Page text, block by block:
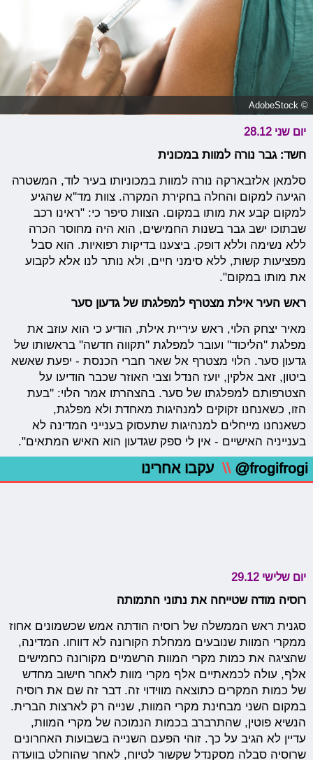
© AdobeStock
יום שני 28.12
חשד: גבר נורה למוות במכונית
סלמאן אלזבארקה נורה למוות במכוניותו בעיר לוד, המשטרה
הגיעה למקום והחלה בחקירת המקרה. צוות מד''א שהגיע
למקום קבע את מותו במקום. הצוות סיפר כי: "ראינו רכב
שבתוכו ישב גבר בשנות החמישים, הוא היה מחוסר הכרה
ללא נשימה וללא דופק. ביצענו בדיקות רפואיות. הוא סבל
מפציעות קשות, ללא סימני חיים, ולא נותר לנו אלא לקבוע
את מותו במקום".
ראש העיר אילת מצטרף למפלגתו של גדעון סער
מאיר יצחק הלוי, ראש עיריית אילת, הודיע כי הוא עוזב את
מפלגת ''הליכוד'' ועובר למפלגת ''תקווה חדשה'' בראשותו של
גדעון סער. הלוי מצטרף אל שאר חברי הכנסת - יפעת שאשא
ביטון, זאב אלקין, יועז הנדל וצבי האוזר שכבר הודיעו על
הצטרפותם למפלגתו של סער. בהצהרתו אמר הלוי: ''בעת
הזו, כשאנחנו זקוקים למנהיגות מאחדת ולא מפלגת,
כשאנחנו מייחלים למנהיגות שתעסוק בענייני המדינה לא
בענייניה האישיים - אין לי ספק שגדעון הוא האיש המתאים".
@frogifrogi
\\ עקבו אחרינו
יום שלישי 29.12
רוסיה מודה שטייחה את נתוני התמותה
סגנית ראש הממשלה של רוסיה הודתה אמש שכשמונים אחוז
ממקרי המוות שנובעים ממחלת הקורונה לא דווחו. המדינה,
שהציגה את כמות מקרי המוות הרשמיים מקורונה כחמישים
אלף, עולה לכמאתיים אלף מקרי מוות לאחר חישוב מחדש
של כמות המקרים כתוצאה מווידוי זה. דבר זה שם את רוסיה
במקום השני מבחינת מקרי המוות, שנייה רק לארצות הברית.
הנשיא פוטין, שהתרברב בכמות הנמוכה של מקרי המוות,
עדיין לא הגיב על כך. זוהי הפעם השנייה בשבועות האחרונים
שרוסיה סבלה מסקנדל שקשור לטיוח, לאחר שהוחלט בוועדה